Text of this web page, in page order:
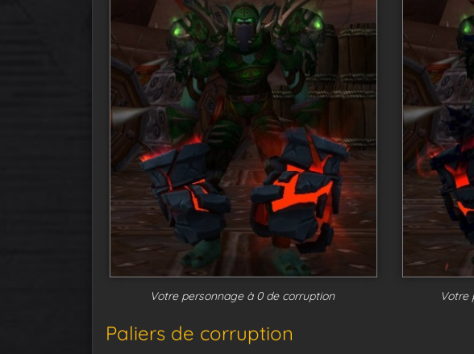
Votre personnage à 0 de corruption Votre
Paliers de corruption